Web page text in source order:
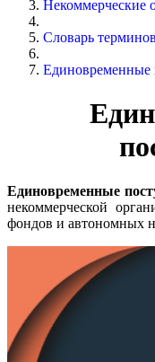
Некоммерческие
Словарь
Единовременные
Единовременные
некоммерческой
фондов и автономных